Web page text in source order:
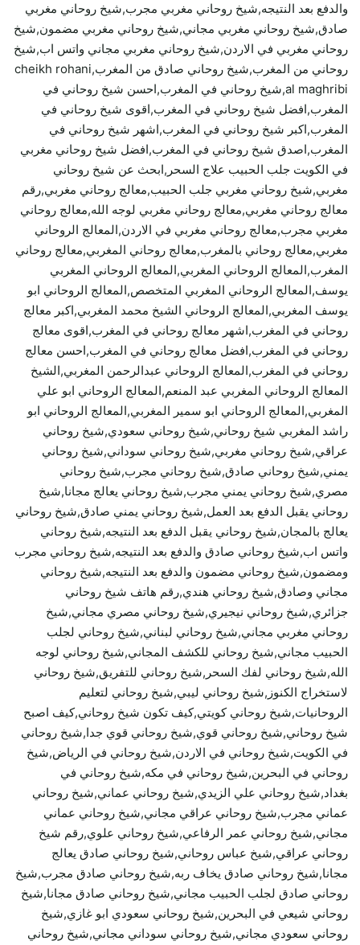
والدفع بعد النتيجه,شيخ روحاني مغربي مجرب,شيخ روحاني مغربي
صادق,شيخ روحاني مغربي مجاني,شيخ روحاني مغربي مضمون,شيخ
روحاني مغربي في الاردن,شيخ روحاني مغربي مجاني واتس اب,شيخ
روحاني من المغرب,شيخ روحاني صادق من المغرب,cheikh rohani
al maghribi,شيخ روحاني في المغرب,احسن شيخ روحاني في
المغرب,افضل شيخ روحاني في المغرب,اقوى شيخ روحاني في
المغرب,اكبر شيخ روحاني في المغرب,اشهر شيخ روحاني في
المغرب,اصدق شيخ روحاني في المغرب,افضل شيخ روحاني مغربي
في الكويت جلب الحبيب علاج السحر,ابحث عن شيخ روحاني
مغربي,شيخ روحاني مغربي جلب الحبيب,معالج روحاني مغربي,رقم
معالج روحاني مغربي,معالج روحاني مغربي لوجه الله,معالج روحاني
مغربي مجرب,معالج روحاني مغربي في الاردن,المعالج الروحاني
مغربي,معالج روحاني بالمغرب,معالج روحاني المغربي,معالج روحاني
المغرب,المعالج الروحاني المغربي,المعالج الروحاني المغربي
يوسف,المعالج الروحاني المغربي المتخصص,المعالج الروحاني ابو
يوسف المغربي,المعالج الروحاني الشيخ محمد المغربي,اكبر معالج
روحاني في المغرب,اشهر معالج روحاني في المغرب,اقوى معالج
روحاني في المغرب,افضل معالج روحاني في المغرب,احسن معالج
روحاني في المغرب,المعالج الروحاني عبدالرحمن المغربي,الشيخ
المعالج الروحاني المغربي عبد المنعم,المعالج الروحاني ابو علي
المغربي,المعالج الروحاني ابو سمير المغربي,المعالج الروحاني ابو
راشد المغربي شيخ روحاني,شيخ روحاني سعودي,شيخ روحاني
عراقي,شيخ روحاني مغربي,شيخ روحاني سوداني,شيخ روحاني
يمني,شيخ روحاني صادق,شيخ روحاني مجرب,شيخ روحاني
مصري,شيخ روحاني يمني مجرب,شيخ روحاني يعالج مجانا,شيخ
روحاني يقبل الدفع بعد العمل,شيخ روحاني يمني صادق,شيخ روحاني
يعالج بالمجان,شيخ روحاني يقبل الدفع بعد النتيجه,شيخ روحاني
واتس اب,شيخ روحاني صادق والدفع بعد النتيجه,شيخ روحاني مجرب
ومضمون,شيخ روحاني مضمون والدفع بعد النتيجه,شيخ روحاني
مجاني وصادق,شيخ روحاني هندي,رقم هاتف شيخ روحاني
جزائري,شيخ روحاني نيجيري,شيخ روحاني مصري مجاني,شيخ
روحاني مغربي مجاني,شيخ روحاني لبناني,شيخ روحاني لجلب
الحبيب مجاني,شيخ روحاني للكشف المجاني,شيخ روحاني لوجه
الله,شيخ روحاني لفك السحر,شيخ روحاني للتفريق,شيخ روحاني
لاستخراج الكنوز,شيخ روحاني ليبي,شيخ روحاني لتعليم
الروحانيات,شيخ روحاني كويتي,كيف تكون شيخ روحاني,كيف اصبح
شيخ روحاني,شيخ روحاني قوي,شيخ روحاني قوي جدا,شيخ روحاني
في الكويت,شيخ روحاني في الاردن,شيخ روحاني في الرياض,شيخ
روحاني في البحرين,شيخ روحاني في مكه,شيخ روحاني في
بغداد,شيخ روحاني علي الزيدي,شيخ روحاني عماني,شيخ روحاني
عماني مجرب,شيخ روحاني عراقي مجاني,شيخ روحاني عماني
مجاني,شيخ روحاني عمر الرفاعي,شيخ روحاني علوي,رقم شيخ
روحاني عراقي,شيخ عباس روحاني,شيخ روحاني صادق يعالج
مجانا,شيخ روحاني صادق يخاف ربه,شيخ روحاني صادق مجرب,شيخ
روحاني صادق لجلب الحبيب مجاني,شيخ روحاني صادق مجانا,شيخ
روحاني شيعي في البحرين,شيخ روحاني سعودي ابو غازي,شيخ
روحاني سعودي مجاني,شيخ روحاني سوداني مجاني,شيخ روحاني